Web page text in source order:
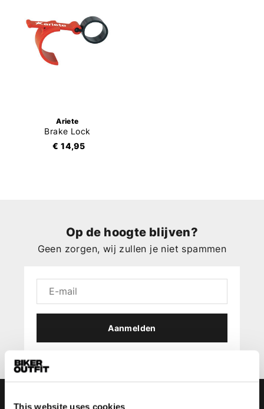
This website uses cookies
Ariete
Brake Lock
€ 14,95
Op de hoogte blijven?
Geen zorgen, wij zullen je niet spammen
Aanmelden